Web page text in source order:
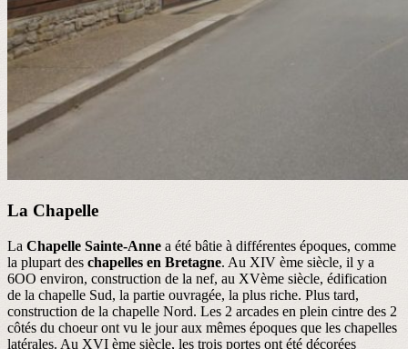
La Chapelle
La Chapelle Sainte-Anne a été bâtie à différentes époques, comme
la plupart des chapelles en Bretagne. Au XIV ème siècle, il y a
6OO environ, construction de la nef, au XVème siècle, édification
de la chapelle Sud, la partie ouvragée, la plus riche. Plus tard,
construction de la chapelle Nord. Les 2 arcades en plein cintre des 2
côtés du choeur ont vu le jour aux mêmes époques que les chapelles
latérales. Au XVI ème siècle, les trois portes ont été décorées